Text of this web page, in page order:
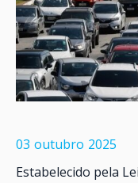
03 outubro 2025
Estabelecido pela